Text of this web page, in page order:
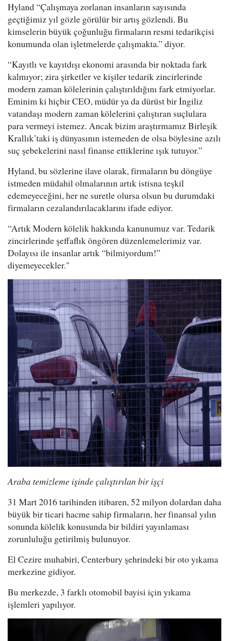
Hyland “Çalışmaya zorlanan insanların sayısında
geçtiğimiz yıl gözle görülür bir artış gözlendi. Bu
kimselerin büyük çoğunluğu firmaların resmi tedarikçisi
konumunda olan işletmelerde çalışmakta.” diyor.
“Kayıtlı ve kayıtdışı ekonomi arasında bir noktada fark
kalmıyor; zira şirketler ve kişiler tedarik zincirlerinde
modern zaman kölelerinin çalıştırıldığını fark etmiyorlar.
Eminim ki hiçbir CEO, müdür ya da dürüst bir İngiliz
vatandaşı modern zaman kölelerini çalıştıran suçlulara
para vermeyi istemez. Ancak bizim araştırmamız Birleşik
Krallık’taki iş dünyasının istemeden de olsa böylesine azılı
suç şebekelerini nasıl finanse ettiklerine ışık tutuyor.”
Hyland, bu sözlerine ilave olarak, firmaların bu döngüye
istmeden müdahil olmalarının artık istisna teşkil
edemeyeceğini, her ne suretle olursa olsun bu durumdaki
firmaların cezalandırılacaklarını ifade ediyor.
“Artık Modern kölelik hakkında kanunumuz var. Tedarik
zincirlerinde şeffaflık öngören düzenlemelerimiz var.
Dolayısı ile insanlar artık “bilmiyordum!”
diyemeyecekler."
Araba temizleme işinde çalıştırılan bir işçi
31 Mart 2016 tarihinden itibaren, 52 milyon dolardan daha
büyük bir ticari hacme sahip firmaların, her finansal yılın
sonunda kölelik konusunda bir bildiri yayınlaması
zorunluluğu getirilmiş bulunuyor.
El Cezire muhabiri, Centerbury şehrindeki bir oto yıkama
merkezine gidiyor.
Bu merkezde, 3 farklı otomobil bayisi için yıkama
işlemleri yapılıyor.